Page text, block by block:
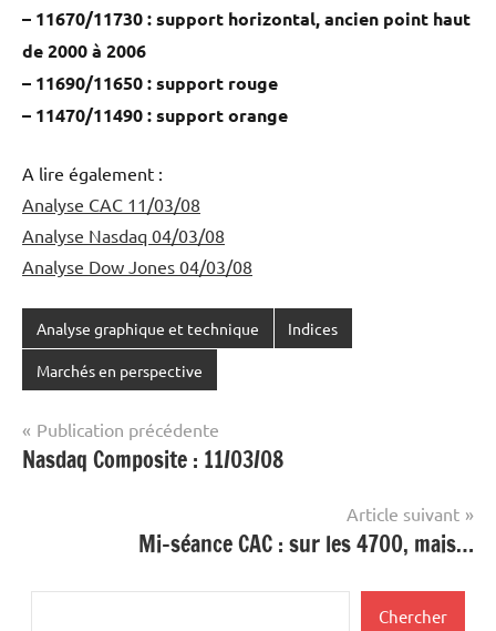
– 11670/11730 : support horizontal, ancien point haut
de 2000 à 2006
– 11690/11650 : support rouge
– 11470/11490 : support orange
A lire également :
Analyse CAC 11/03/08
Analyse Nasdaq 04/03/08
Analyse Dow Jones 04/03/08
Analyse graphique et technique Indices
Marchés en perspective
Navigation
de
Publication précédente
Nasdaq Composite : 11/03/08
Article suivant
Mi-séance CAC : sur les 4700, mais…
Chercher